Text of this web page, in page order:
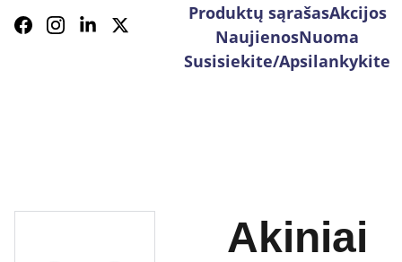
Produktų sąrašasAkcijos
NaujienosNuoma
Susisiekite/Apsilankykite
Akiniai